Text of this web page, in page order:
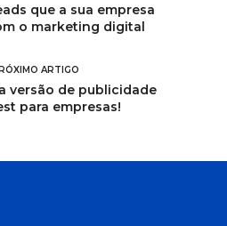
que a sua empresa
o marketing digital
ARTIGO
versão de publicidade
para empresas!